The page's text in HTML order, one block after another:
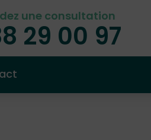
une consultation
29 00 97